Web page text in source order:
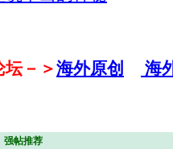
－＞海外原创
海
强帖推荐